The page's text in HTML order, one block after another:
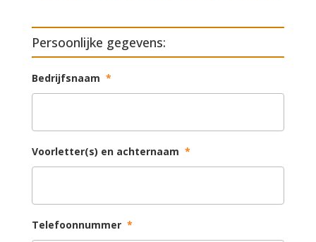
Persoonlijke gegevens:
Bedrijfsnaam *
Voorletter(s) en achternaam *
Telefoonnummer *